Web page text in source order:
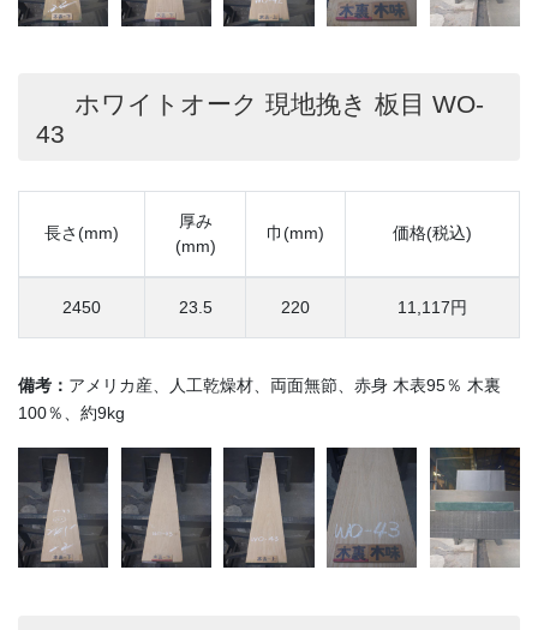
ホワイトオーク 現地挽き 板目 WO-
43
長さ(mm)
厚み
(mm)
巾(mm) 価格(税込)
2450 23.5 220 11,117円
備考： アメリカ産、人工乾燥材、両面無節、赤身 木表95％ 木裏
100％、約9kg